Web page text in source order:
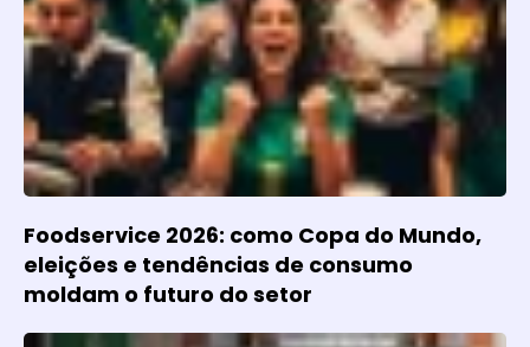
Foodservice 2026: como Copa do Mundo,
eleições e tendências de consumo
moldam o futuro do setor